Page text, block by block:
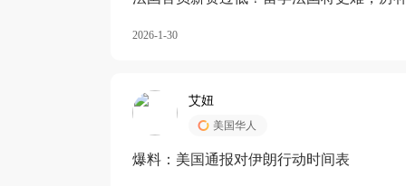
2026-1-30
艾妞
美国华人
爆料：美国通报对伊朗行动时间表